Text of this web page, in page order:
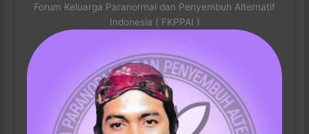
Forum Keluarga Paranormal dan Penyembuh Alternatif
Indonesia ( FKPPAI )